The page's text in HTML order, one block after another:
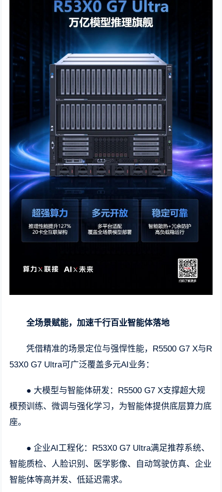
全场景赋能，加速千行百业智能体落地
凭借精准的场景定位与强悍性能，R5500 G7 X与R
53X0 G7 Ultra可广泛覆盖多元AI业务：
● 大模型与智能体研发：R5500 G7 X支撑超大规
模预训练、微调与强化学习，为智能体提供底层算力底
座。
● 企业AI工程化：R53X0 G7 Ultra满足推荐系统、
智能质检、人脸识别、医学影像、自动驾驶仿真、企业
智能体等高并发、低延迟需求。